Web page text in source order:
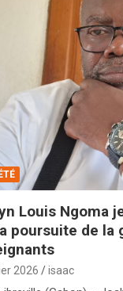
Louis Ngoma
poursuite de la
2026 isaac